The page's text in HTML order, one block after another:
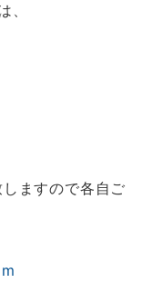
、
ますので各自ご